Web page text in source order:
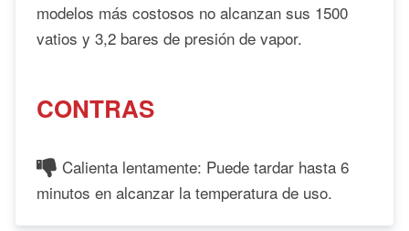
modelos más costosos no alcanzan sus 1500
vatios y 3,2 bares de presión de vapor.
CONTRAS
Calienta lentamente: Puede tardar hasta 6
minutos en alcanzar la temperatura de uso.